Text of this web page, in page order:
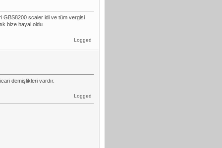
GBS8200 scaler idi ve tüm vergisi
bize hayal oldu.
Logged
demişlikleri vardır.
Logged